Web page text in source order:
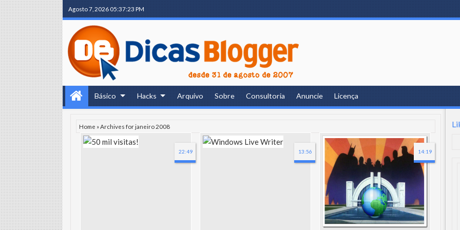
Agosto 7, 202605:37:24 PM
Básico Hacks Arquivo Sobre Consultoria Anuncie Licença
Home »Archives for janeiro 2008
22:49 13:56 14:19